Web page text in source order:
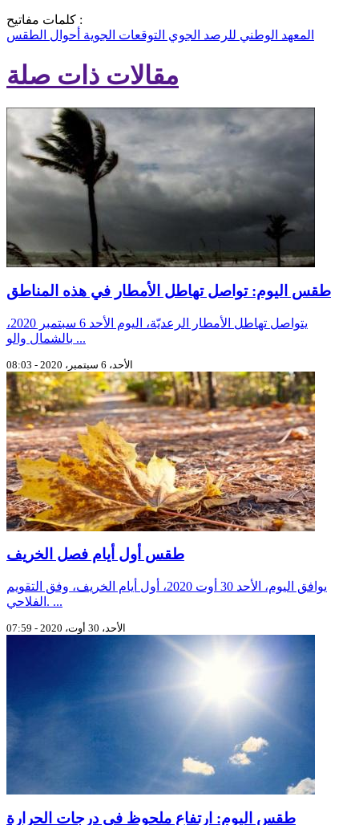
كلمات مفاتيح :
المعهد الوطني للرصد الجوي التوقعات الجوية أحوال الطقس
مقالات ذات صلة
طقس اليوم: تواصل تهاطل الأمطار في هذه المناطق
يتواصل تهاطل الأمطار الرعديّة، اليوم الأحد 6 سبتمبر 2020،
بالشمال والو ...
الأحد، 6 سبتمبر، 2020 - 08:03
طقس أول أيام فصل الخريف
يوافق اليوم، الأحد 30 أوت 2020، أول أيام الخريف، وفق التقويم
الفلاحي. ...
الأحد، 30 أوت، 2020 - 07:59
طقس اليوم: ارتفاع ملحوظ في درجات الحرارة